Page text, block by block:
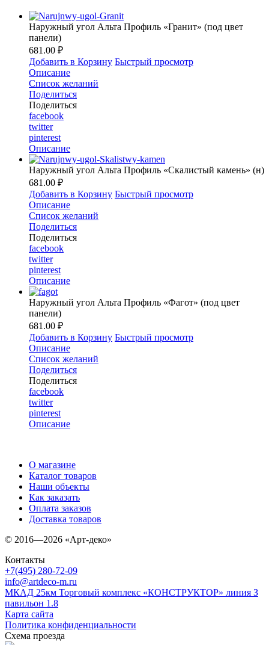
Наружный угол Альта Профиль «Гранит» (под цвет
панели)
681.00 ₽
Добавить в Корзину Быстрый просмотр
Описание
Список желаний
Поделиться
Поделиться
facebook
twitter
pinterest
Описание
Наружный угол Альта Профиль «Скалистый камень» (н)
681.00 ₽
Добавить в Корзину Быстрый просмотр
Описание
Список желаний
Поделиться
Поделиться
facebook
twitter
pinterest
Описание
Наружный угол Альта Профиль «Фагот» (под цвет
панели)
681.00 ₽
Добавить в Корзину Быстрый просмотр
Описание
Список желаний
Поделиться
Поделиться
facebook
twitter
pinterest
Описание
О магазине
Каталог товаров
Наши объекты
Как заказать
Оплата заказов
Доставка товаров
© 2016—2026 «Арт-деко»
Контакты
+7(495) 280-72-09
info@artdeco-m.ru
МКАД 25км Торговый комплекс «КОНСТРУКТОР» линия З
павильон 1.8
Карта сайта
Политика конфиденциальности
Схема проезда